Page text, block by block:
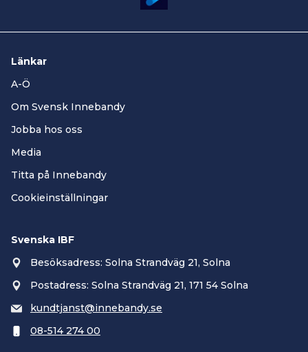
Länkar
A-Ö
Om Svensk Innebandy
Jobba hos oss
Media
Titta på Innebandy
Cookieinställningar
Svenska IBF
Besöksadress: Solna Strandväg 21, Solna
Postadress: Solna Strandväg 21, 171 54 Solna
kundtjanst@innebandy.se
08-514 274 00